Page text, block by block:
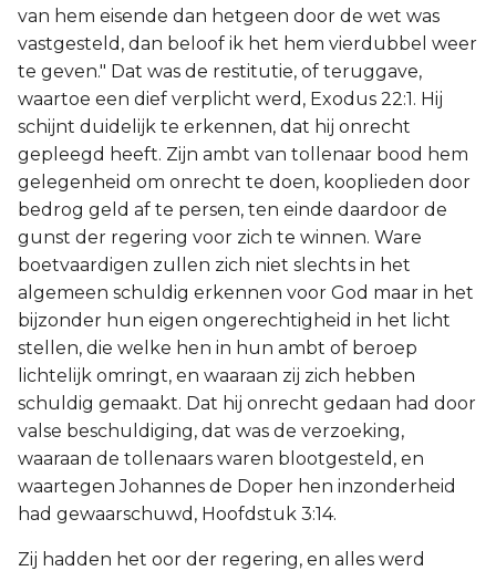
van hem eisende dan hetgeen door de wet was
vastgesteld, dan beloof ik het hem vierdubbel weer
te geven." Dat was de restitutie, of teruggave,
waartoe een dief verplicht werd, Exodus 22:1. Hij
schijnt duidelijk te erkennen, dat hij onrecht
gepleegd heeft. Zijn ambt van tollenaar bood hem
gelegenheid om onrecht te doen, kooplieden door
bedrog geld af te persen, ten einde daardoor de
gunst der regering voor zich te winnen. Ware
boetvaardigen zullen zich niet slechts in het
algemeen schuldig erkennen voor God maar in het
bijzonder hun eigen ongerechtigheid in het licht
stellen, die welke hen in hun ambt of beroep
lichtelijk omringt, en waaraan zij zich hebben
schuldig gemaakt. Dat hij onrecht gedaan had door
valse beschuldiging, dat was de verzoeking,
waaraan de tollenaars waren blootgesteld, en
waartegen Johannes de Doper hen inzonderheid
had gewaarschuwd, Hoofdstuk 3:14.
Zij hadden het oor der regering, en alles werd